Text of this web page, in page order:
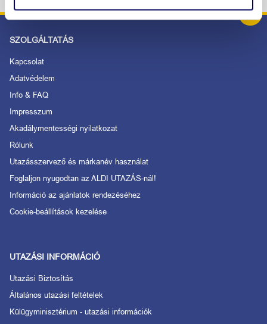
SZOLGÁLTATÁS
Kapcsolat
Adatvédelem
Info & FAQ
Impresszum
Akadálymentességi nyilatkozat
Rólunk
Utazásszervező és márkanév használat
Foglaljon nyugodtan az ALDI UTAZÁS-nál!
Információ az ajánlatok rendezéséhez
Cookie-beállítások kezelése
UTAZÁSI INFORMÁCIÓ
Utazási Biztosítás
Általános utazási feltételek
Külügyminisztérium - utazási információk